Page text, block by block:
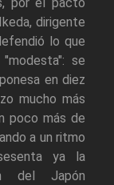
por el pacto
dirigente
lo que
se
en diez
mucho más
poco más de
a un ritmo
ya la
del Japón